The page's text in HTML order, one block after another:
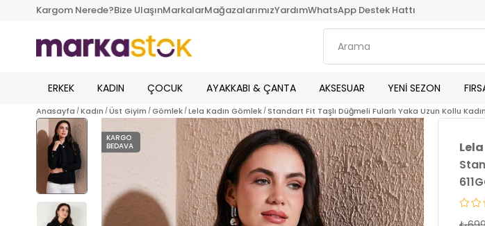
Kargom Nerede?Bize UlaşınMarkalarMağazalarımızYardımWhatsApp Destek Hattı
ERKEK KADIN ÇOCUK AYAKKABI & ÇANTA AKSESUAR YENİ SEZON
Anasayfa Kadın Üst Giyim Gömlek Lela Kadın Gömlek Standart Fit Taşlı Düğmeli Fularlı Yaka Uzun Kollu
KARGO
BEDAVA
Lela